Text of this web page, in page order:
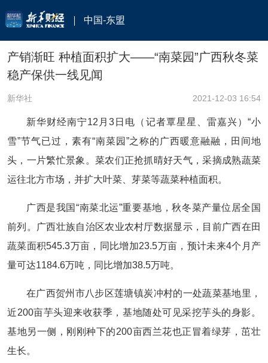
中国-东盟
产销渐旺 种植面积扩大——“南菜园”广西秋冬菜
稳产保供一线见闻
新华社 2021-12-03 16:54
新华财经南宁12月3日电（记者覃星星、雷嘉兴）“小
雪”节气已过，素有“南菜园”之称的广西暖意融融，田间地
头，一片繁忙景象。菜农们正抢抓晴好天气，采摘成熟蔬菜
运往北方市场，并扩大叶菜、芽菜等蔬菜种植面积。
广西是我国“南菜北运”重要基地，秋冬菜产量位居全国
前列。广西壮族自治区农业农村厅数据显示，目前广西在田
蔬菜面积545.3万亩，同比增加23.5万亩，预计未来4个月产
量可达1184.6万吨，同比增加38.5万吨。
在广西贺州市八步区莲塘镇炭冲村的一处蔬菜基地里，
近200亩芋头迎来收获季，基地随处可见采挖芋头的身影。
基地另一侧，刚刚种下的200亩西兰花也正冒着绿芽，茁壮
生长。